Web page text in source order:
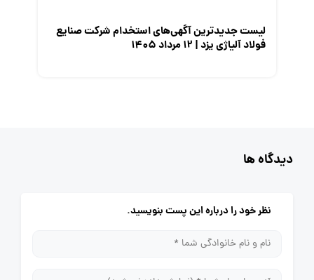
لیست جدیدترین آگهی‌های استخدام شرکت صنایع
فولاد آلیاژی یزد | ۱۲ مرداد ۱۴۰۵
دیدگاه ها
نظر خود را درباره این پست بنویسید.